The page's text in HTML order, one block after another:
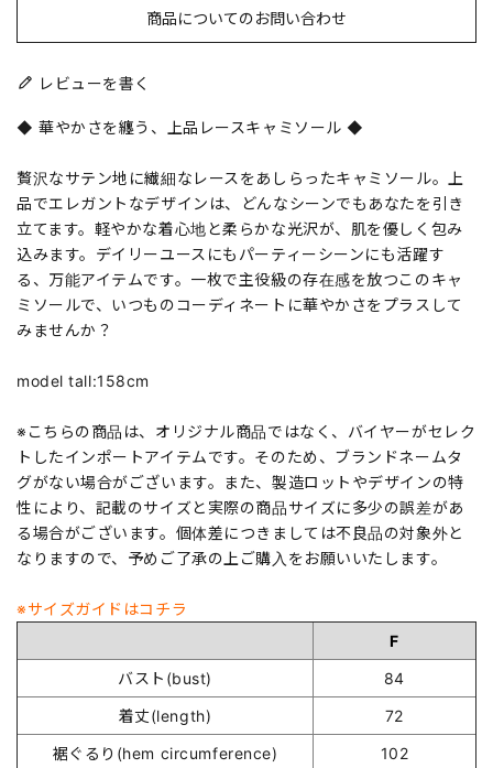
商品についてのお問い合わせ
レビューを書く
◆ 華やかさを纏う、上品レースキャミソール ◆
贅沢なサテン地に繊細なレースをあしらったキャミソール。上
品でエレガントなデザインは、どんなシーンでもあなたを引き
立てます。軽やかな着心地と柔らかな光沢が、肌を優しく包み
込みます。デイリーユースにもパーティーシーンにも活躍す
る、万能アイテムです。一枚で主役級の存在感を放つこのキャ
ミソールで、いつものコーディネートに華やかさをプラスして
みませんか？
model tall:158cm
※こちらの商品は、オリジナル商品ではなく、バイヤーがセレク
トしたインポートアイテムです。そのため、ブランドネームタ
グがない場合がございます。また、製造ロットやデザインの特
性により、記載のサイズと実際の商品サイズに多少の誤差があ
る場合がございます。個体差につきましては不良品の対象外と
なりますので、予めご了承の上ご購入をお願いいたします。
※サイズガイドはコチラ
F
バスト(bust)
84
着丈(length)
72
裾ぐるり(hem circumference)
102